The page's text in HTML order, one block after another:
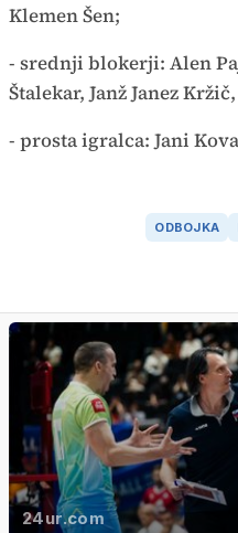
Klemen Šen;
- srednji blokerji: Alen
Štalekar, Janž Janez
- prosta igralca: Jani
ODBOJKA
24ur.com